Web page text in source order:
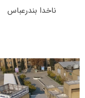
ناخدا بندرعباس